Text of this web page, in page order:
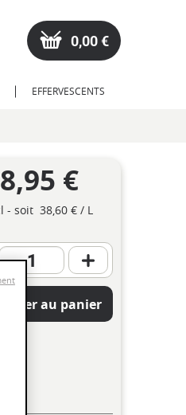
0,00 €
EFFERVESCENTS
€
- soit 38,60 €/ L
au panier